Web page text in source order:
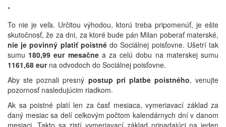
*
To nie je veľa. Určitou výhodou, ktorú treba pripomenúť, je ešte
skutočnosť, že za dni, za ktoré bude pán Milan poberať materské,
nie je povinný platiť poistnédo Sociálnej poisťovne. Ušetrí tak
sumu 180,99 eur mesačnea za celú dobu na materskej sumu
1161,68 eurna odvodoch do Sociálnej poisťovne.
Aby ste poznali presný postup pri platbe poistného, venujte
pozornosť nasledujúcim riadkom.
Ak sa poistné platí len za časť mesiaca, vymeriavací základ za
daný mesiac sa delí celkovým počtom kalendárnych dní v danom
mesiaci. Takto sa zistí vymeriavací základ pripadajúci na jeden